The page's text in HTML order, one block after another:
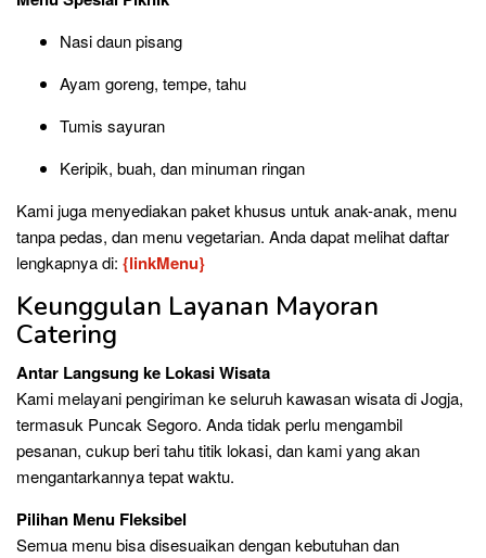
Nasi daun pisang
Ayam goreng, tempe, tahu
Tumis sayuran
Keripik, buah, dan minuman ringan
Kami juga menyediakan paket khusus untuk anak-anak, menu
tanpa pedas, dan menu vegetarian. Anda dapat melihat daftar
lengkapnya di: {linkMenu}
Keunggulan Layanan Mayoran
Catering
Antar Langsung ke Lokasi Wisata
Kami melayani pengiriman ke seluruh kawasan wisata di Jogja,
termasuk Puncak Segoro. Anda tidak perlu mengambil
pesanan, cukup beri tahu titik lokasi, dan kami yang akan
mengantarkannya tepat waktu.
Pilihan Menu Fleksibel
Semua menu bisa disesuaikan dengan kebutuhan dan